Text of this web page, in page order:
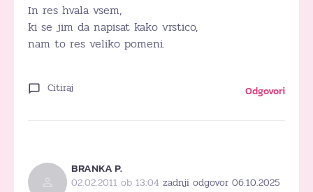
In res hvala vsem,
ki se jim da napisat kako vrstico,
nam to res veliko pomeni.
Citiraj Odgovori
BRANKA P.
02.02.2011 ob 13:04 zadnji odgovor 06.10.2025